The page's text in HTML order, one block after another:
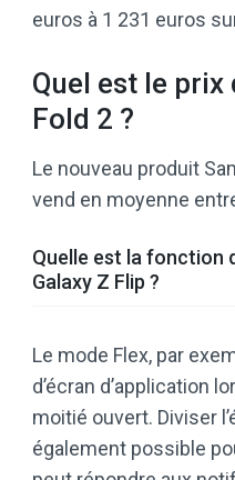
euros à 1 231 euros
Quel est le prix
Fold 2 ?
Le nouveau produit
vend en moyenne
Quelle est la fonction
Galaxy Z Flip ?
Le mode Flex, par
d’écran d’application
moitié ouvert. Diviser
également possible